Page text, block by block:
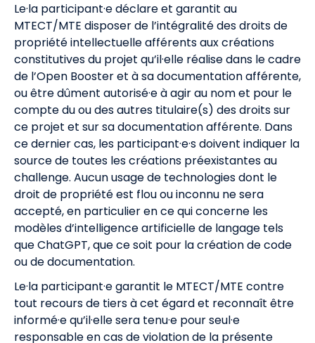
Le·la participant·e déclare et garantit au
MTECT/MTE disposer de l’intégralité des droits de
propriété intellectuelle afférents aux créations
constitutives du projet qu’il·elle réalise dans le cadre
de l’Open Booster et à sa documentation afférente,
ou être dûment autorisé·e à agir au nom et pour le
compte du ou des autres titulaire(s) des droits sur
ce projet et sur sa documentation afférente. Dans
ce dernier cas, les participant·e·s doivent indiquer la
source de toutes les créations préexistantes au
challenge. Aucun usage de technologies dont le
droit de propriété est flou ou inconnu ne sera
accepté, en particulier en ce qui concerne les
modèles d’intelligence artificielle de langage tels
que ChatGPT, que ce soit pour la création de code
ou de documentation.
Le·la participant·e garantit le MTECT/MTE contre
tout recours de tiers à cet égard et reconnaît être
informé·e qu’il·elle sera tenu·e pour seul·e
responsable en cas de violation de la présente